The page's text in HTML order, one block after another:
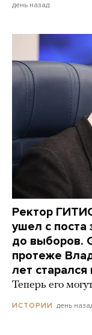
день назад
Ректор
ушел с поста
до выборов.
протеже
лет старался
Теперь его
ИСТОРИИ день